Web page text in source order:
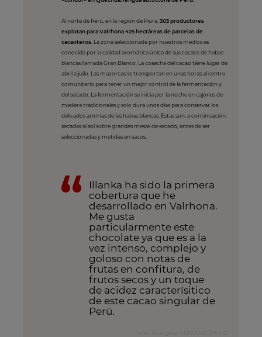
Al norte de Perú, en la región de Piura,303 productores
explotan para Valrhona 425 hectáreas de parcelas de
cacaoteros.La zona seleccionada por nuestros medios es
conocida por la calidad aromática única de sus cacaos de habas
blancas llamada Gran Blanco. La cosecha del cacao tiene lugar de
abril a julio. Las mazorcas se transportan en unas horas al centro
comunitario para tener un mejor control de la fermentación y
del secado. La fermentación se inicia por la noche en cajones de
madera tradicionales y solo dura unos días para conservar los
delicados aromas de las habas blancas. Éstas son, a continuación,
secadas al sol sobre grandes mesas de secado, antes de ser
seleccionadas y metidas en sacos.
Illanka ha sido la primera
cobertura que he
desarrollado en Valrhona.
Me gusta
particularmente este
chocolate ya que es a la
vez intenso, complejo y
goloso con notas de
frutas en confitura, de
frutos secos y un toque
de acidez caracterísitico
de este cacao singular de
Perú.